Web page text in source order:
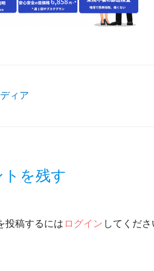
ィア
トを残す
投稿するには ログイン してくだ